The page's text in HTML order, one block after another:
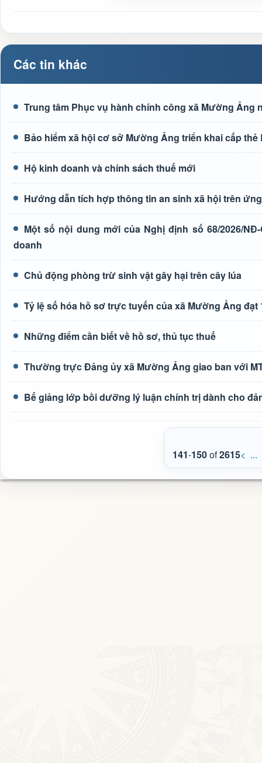
Các tin khác
Trung tâm Phục vụ hành chính công xã Mường Ảng
Bảo hiểm xã hội cơ sở Mường Ảng triển khai cấp thẻ
Hộ kinh doanh và chính sách thuế mới
Hướng dẫn tích hợp thông tin an sinh xã hội trên
Một số nội dung mới của Nghị định số 68/2026/
doanh
Chủ động phòng trừ sinh vật gây hại trên cây lúa
Tỷ lệ số hóa hồ sơ trực tuyến của xã Mường Ảng đạt
Những điểm cần biết về hồ sơ, thủ tục thuế
Thường trực Đảng ủy xã Mường Ảng giao ban với
Bế giảng lớp bồi dưỡng lý luận chính trị dành cho
141-150of2615< ...